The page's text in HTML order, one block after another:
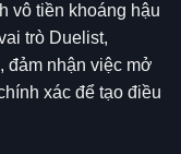
vô tiền khoáng hậu
trò Duelist,
đảm nhận việc mở
xác để tạo điều